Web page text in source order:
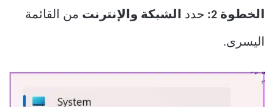
الخطوة 2: حدد الشبكة والإنترنت من القائمة
اليسرى.